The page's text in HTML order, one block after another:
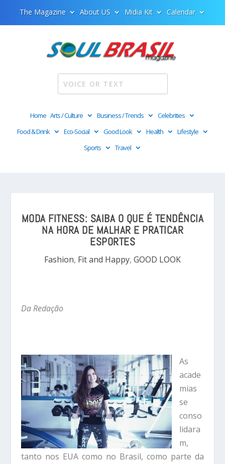
The Magazine About US Midia Kit Calendar
Home Arts / Culture Business / Trends
Celebrities
Food & Drink
Eco-Social Good Look Health
Lifestyle
Sports
Travel
MODA FITNESS: SAIBA O QUE É TENDÊNCIA
NA HORA DE MALHAR E PRATICAR
ESPORTES
Fashion, Fit and Happy, GOOD LOOK
Da Redação
As
acade
mias
se
conso
lidara
m,
tanto nos EUA como no Brasil, como parte da